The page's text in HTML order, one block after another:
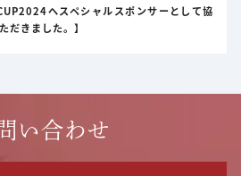
へスペシャルスポンサーとして協
だきました。】
い合わせ